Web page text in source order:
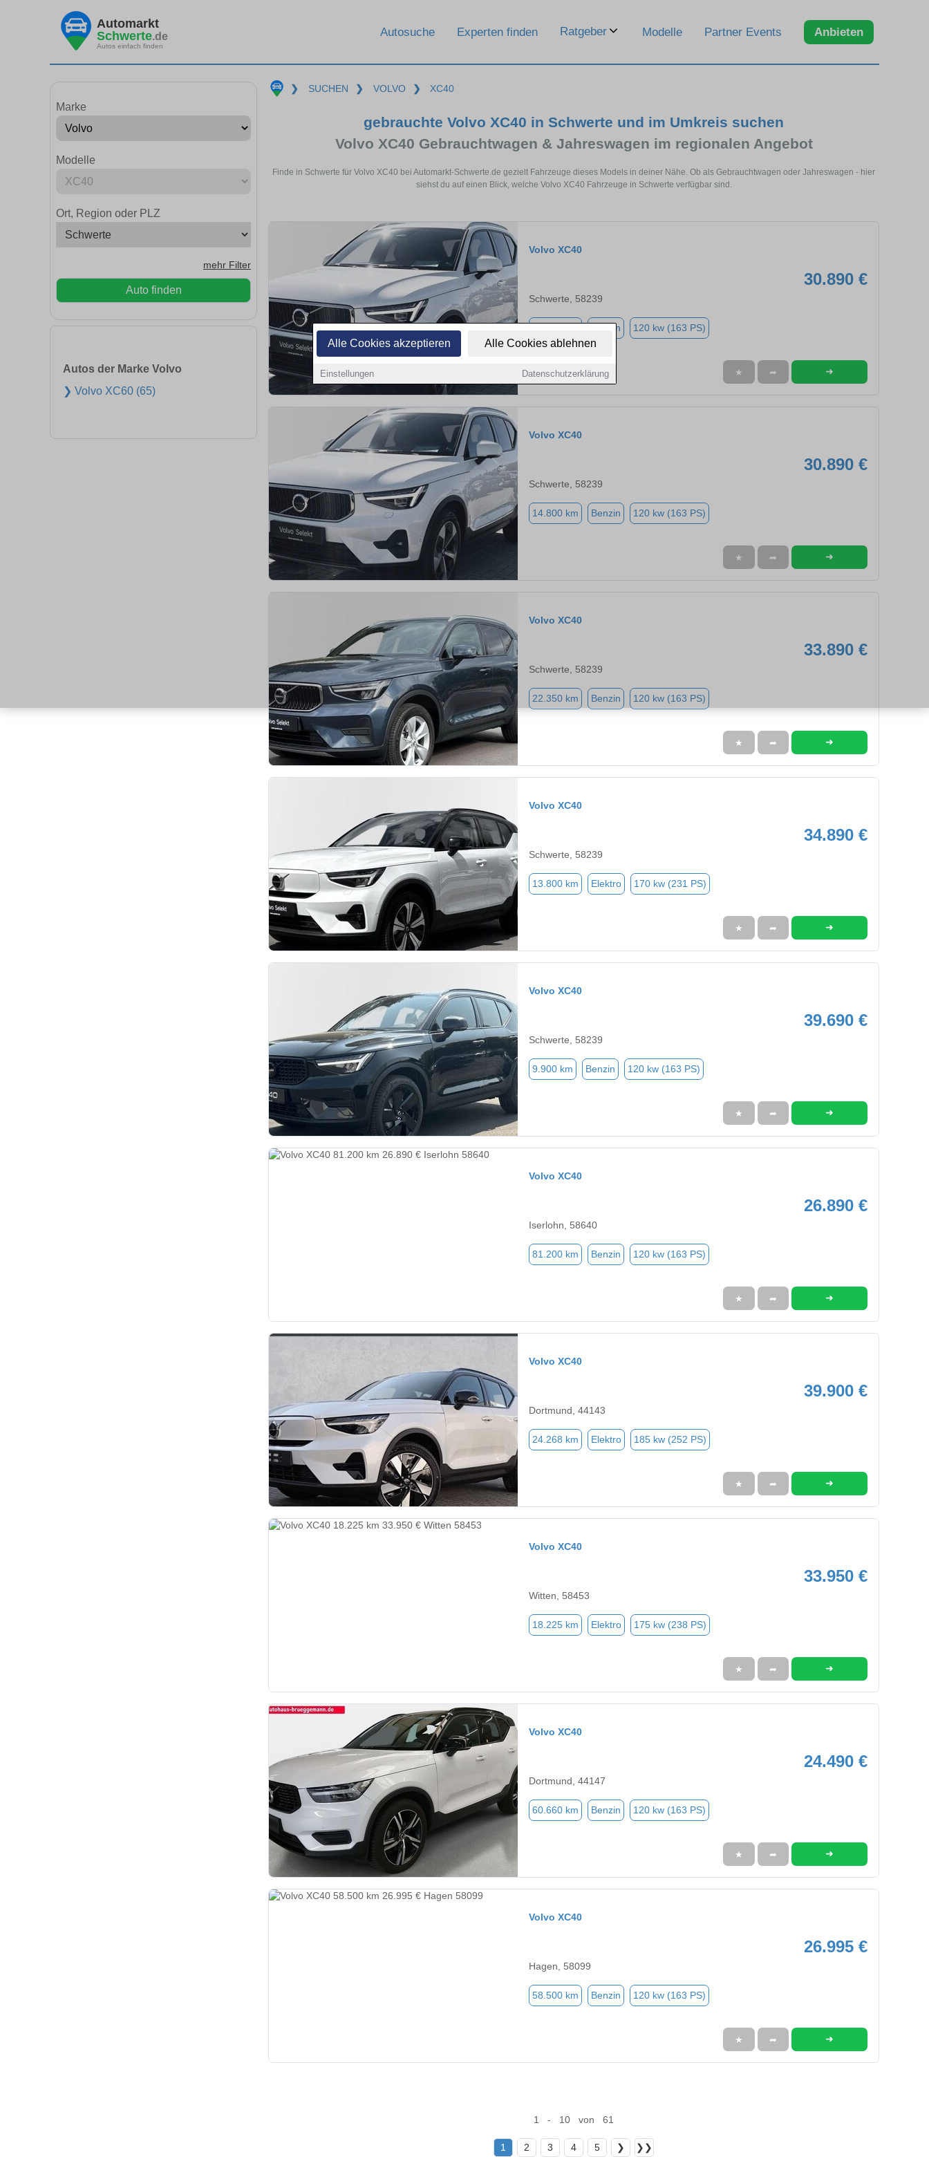
Alle Cookies akzeptieren Alle Cookies ablehnen
Einstellungen Datenschutzerklärung
Automarkt
Schwerte.de
Autos einfach finden
Autosuche Experten finden Ratgeber Modelle Partner Events Anbieten
Marke
Modelle
Ort, Region oder PLZ
mehr Filter
Auto finden
Autos der Marke Volvo
❯ Volvo XC60 (65)
❯ SUCHEN ❯ VOLVO ❯ XC40
gebrauchte Volvo XC40 in Schwerte und im Umkreis suchen
Volvo XC40 Gebrauchtwagen & Jahreswagen im regionalen Angebot
Finde in Schwerte für Volvo XC40 bei Automarkt-Schwerte.de gezielt Fahrzeuge dieses Models in deiner Nähe. Ob als Gebrauchtwagen oder Jahreswagen - hier
siehst du auf einen Blick, welche Volvo XC40 Fahrzeuge in Schwerte verfügbar sind.
Volvo XC40
30.890 €
Schwerte, 58239
Benzin 120 kw (163 PS)
★ ➦ ➜
Volvo XC40
30.890 €
Schwerte, 58239
14.800 km Benzin 120 kw (163 PS)
★ ➦ ➜
Volvo XC40
33.890 €
Schwerte, 58239
22.350 km Benzin 120 kw (163 PS)
★ ➦ ➜
Volvo XC40
34.890 €
Schwerte, 58239
13.800 km Elektro 170 kw (231 PS)
★ ➦ ➜
Volvo XC40
39.690 €
Schwerte, 58239
9.900 km Benzin 120 kw (163 PS)
★ ➦ ➜
Volvo XC40
26.890 €
Iserlohn, 58640
81.200 km Benzin 120 kw (163 PS)
★ ➦ ➜
Volvo XC40
39.900 €
Dortmund, 44143
24.268 km Elektro 185 kw (252 PS)
★ ➦ ➜
Volvo XC40
33.950 €
Witten, 58453
18.225 km Elektro 175 kw (238 PS)
★ ➦ ➜
Volvo XC40
24.490 €
Dortmund, 44147
60.660 km Benzin 120 kw (163 PS)
★ ➦ ➜
Volvo XC40
26.995 €
Hagen, 58099
58.500 km Benzin 120 kw (163 PS)
★ ➦ ➜
1 - 10 von 61
1 2 3 4 5 ❯ ❯❯